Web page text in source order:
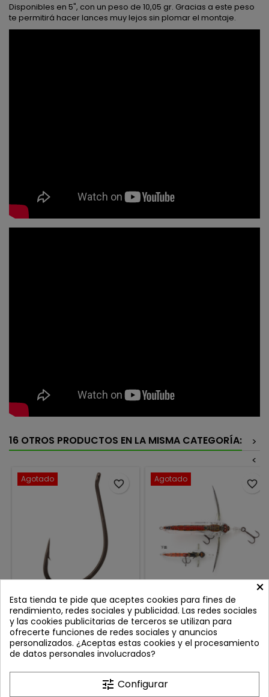
Disponibles en 5", con un peso de 10,05 gr. Gracias a este peso
te permitirá hacer lances muy lejos sin plomar el montaje.
16 OTROS PRODUCTOS EN LA MISMA CATEGORÍA:
>
<
Agotado
VANFOOK ANZUELO NEKO &
FINESSE DEVIL DS-21B
Review(s):0
Los Vanfook DS-21B Stealth
Black son anzuelos de alta
precisión, diseñados
pero perfectamente
Precio
3,50 €
Añadir al carrito
favorite_border Agotado
IMAKATSU AVENTA
CRAWLER VAZELLE 80F 3DR
RED DRAGONFLY 927
Review(s):
El Aventa Crawler VAZELLE es
el punto de partida de la
altísima sensibilidad, este
favorite_border
×
Esta tienda te pide que aceptes cookies para fines de
rendimiento, redes sociales y publicidad. Las redes sociales
y las cookies publicitarias de terceros se utilizan para
ofrecerte funciones de redes sociales y anuncios
personalizados. ¿Aceptas estas cookies y el procesamiento
de datos personales involucrados?
tune Configurar